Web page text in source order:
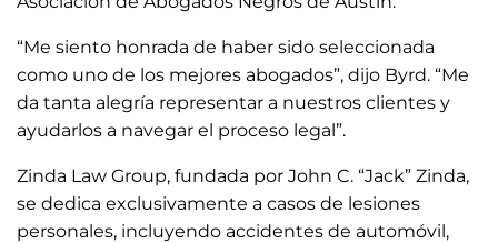
“Me siento honrada de haber sido seleccionada
como uno de los mejores abogados”, dijo Byrd. “Me
da tanta alegría representar a nuestros clientes y
ayudarlos a navegar el proceso legal”.
Zinda Law Group, fundada por John C. “Jack” Zinda,
se dedica exclusivamente a casos de lesiones
personales, incluyendo accidentes de automóvil,